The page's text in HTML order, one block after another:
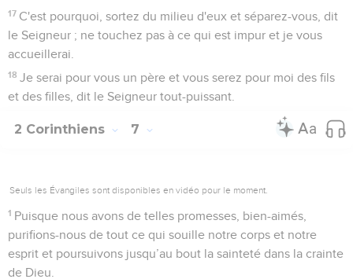
17 C'est pourquoi, sortez du milieu d'eux et séparez-vous, dit
le Seigneur ; ne touchez pas à ce qui est impur et je vous
accueillerai.
18 Je serai pour vous un père et vous serez pour moi des fils
et des filles, dit le Seigneur tout-puissant.
2 Corinthiens 7
Seuls les Évangiles sont disponibles en vidéo pour le moment.
1 Puisque nous avons de telles promesses, bien-aimés,
purifions-nous de tout ce qui souille notre corps et notre
esprit et poursuivons jusqu’au bout la sainteté dans la crainte
de Dieu.